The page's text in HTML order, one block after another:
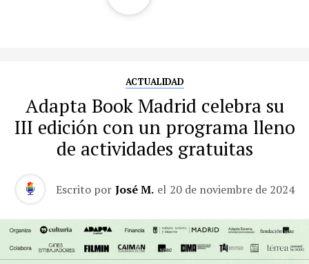
ACTUALIDAD
Adapta Book Madrid celebra su
III edición con un programa lleno
de actividades gratuitas
Escrito por José M. el 20 de noviembre de 2024